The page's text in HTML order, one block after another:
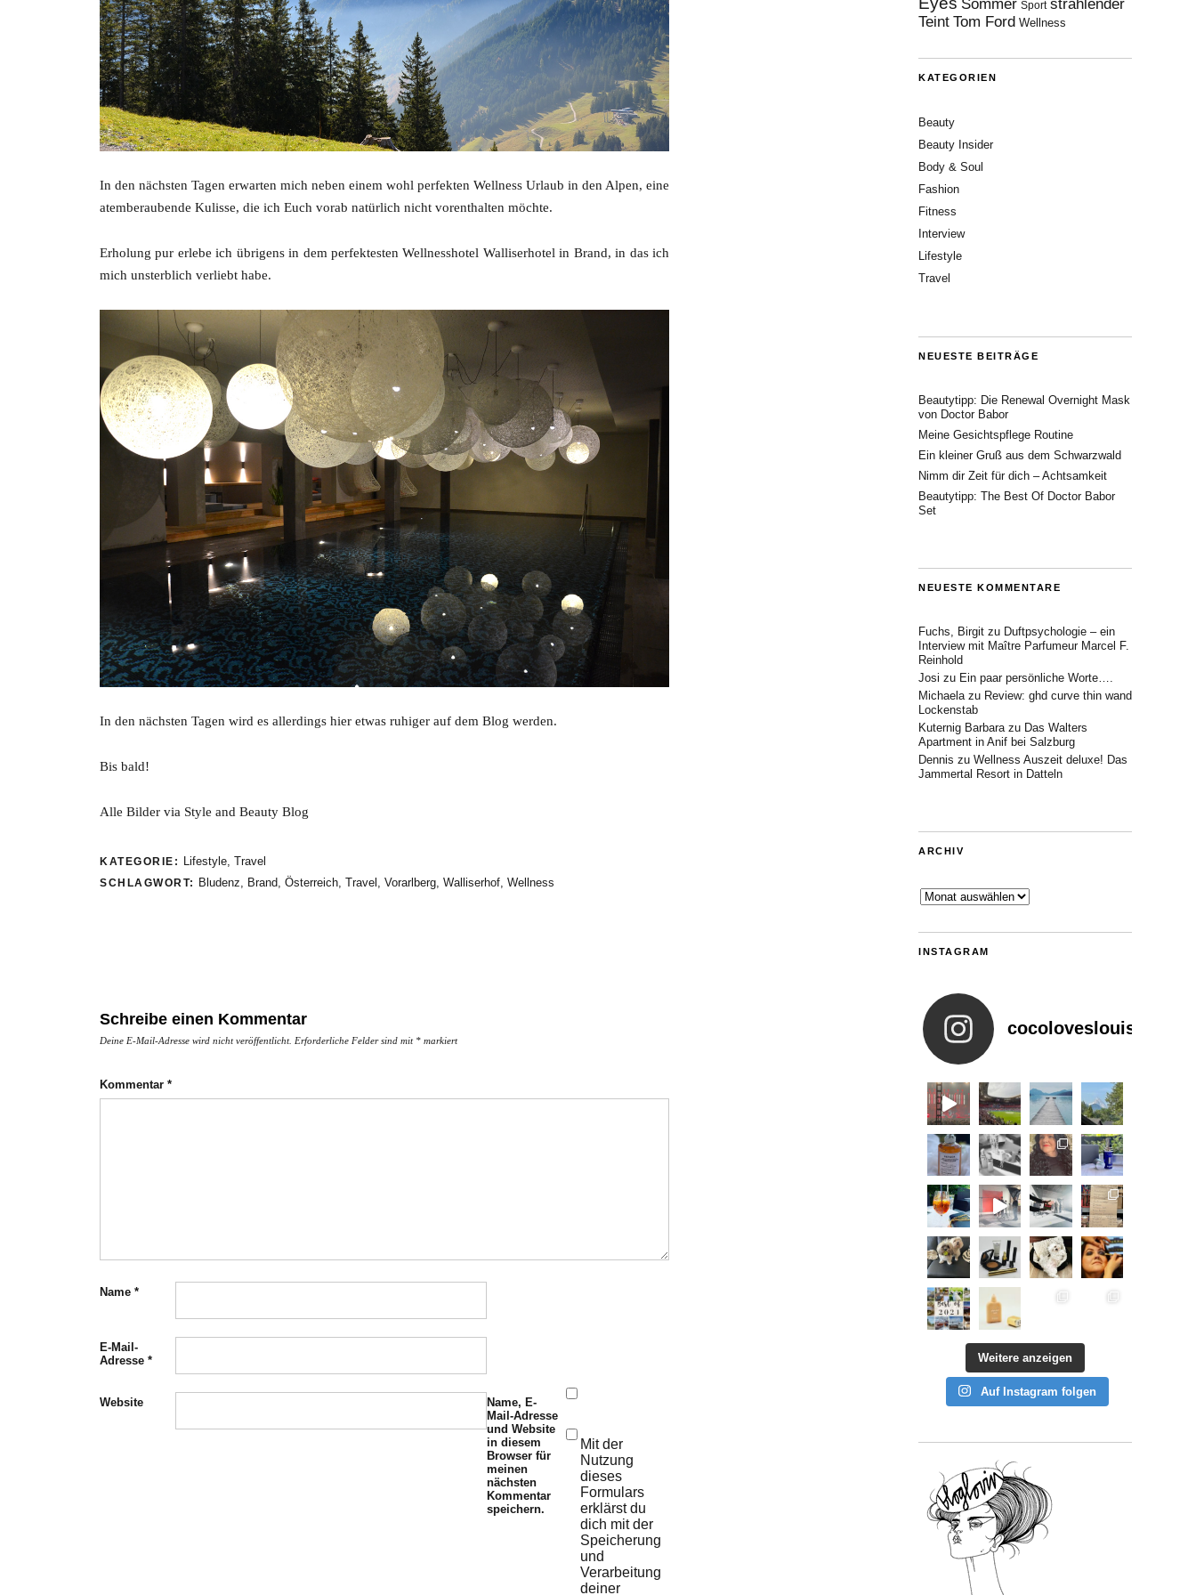
In den nächsten Tagen erwarten mich neben einem wohl perfekten Wellness Urlaub in den Alpen, eine
atemberaubende Kulisse, die ich Euch vorab natürlich nicht vorenthalten möchte.
Erholung pur erlebe ich übrigens in dem perfektesten Wellnesshotel Walliserhotel in Brand, in das ich
mich unsterblich verliebt habe.
In den nächsten Tagen wird es allerdings hier etwas ruhiger auf dem Blog werden.
Bis bald!
Alle Bilder via Style and Beauty Blog
KATEGORIE: Lifestyle, Travel
SCHLAGWORT: Bludenz Brand Österreich Travel Vorarlberg Walliserhof Wellness
Schreibe einen Kommentar
Deine E-Mail-Adresse wird nicht veröffentlicht. Erforderliche Felder sind mit * markiert
Kommentar *
Name *
E-Mail-
Adresse *
Website
Name, E-
Mail-Adresse
und Website
in diesem
Browser für
meinen
nächsten
Kommentar
speichern.
Mit der
Nutzung
dieses
Formulars
erklärst du
dich mit der
Speicherung
und
Verarbeitung
deiner
Sommer Sport strahlender
Teint Tom Ford Wellness
KATEGORIEN
Beauty
Beauty Insider
Body & Soul
Fashion
Fitness
Interview
Lifestyle
Travel
NEUESTE BEITRÄGE
Beautytipp: Die Renewal Overnight Mask
von Doctor Babor
Meine Gesichtspflege Routine
Ein kleiner Gruß aus dem Schwarzwald
Nimm dir Zeit für dich – Achtsamkeit
Beautytipp: The Best Of Doctor Babor
Set
NEUESTE KOMMENTARE
Fuchs, Birgit zu Duftpsychologie – ein
Interview mit Maître Parfumeur Marcel F.
Reinhold
Josi zu Ein paar persönliche Worte….
Michaelazu Review: ghd curve thin wand
Lockenstab
Kuternig Barbarazu Das Walters
Apartment in Anif bei Salzburg
Dennis zu Wellness Auszeit deluxe! Das
Jammertal Resort in Datteln
ARCHIV
Archiv
INSTAGRAM
cocoloveslouis
Weitere anzeigen
Auf Instagram folgen